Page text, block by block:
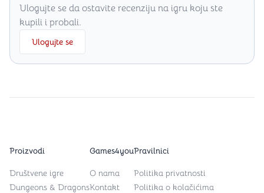
Ulogujte se da ostavite recenziju na igru koju ste
kupili i probali.
Ulogujte se
Proizvodi
Društvene igre
Dungeons & Dragons
Games4you
O nama
Kontakt
Pravilnici
Politika privatnosti
Politika o kolačićima